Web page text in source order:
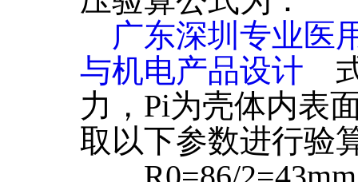
广东深圳专业医
与机电产品设计
力，Pi为壳体内表
取以下参数进行验